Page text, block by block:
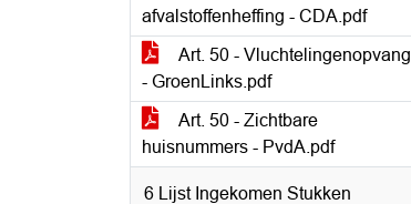
afvalstoffenheffing - CDA.pdf
Art. 50 - Vluchtelingenopvang
- GroenLinks.pdf
Art. 50 - Zichtbare
huisnummers - PvdA.pdf
6 Lijst Ingekomen Stukken